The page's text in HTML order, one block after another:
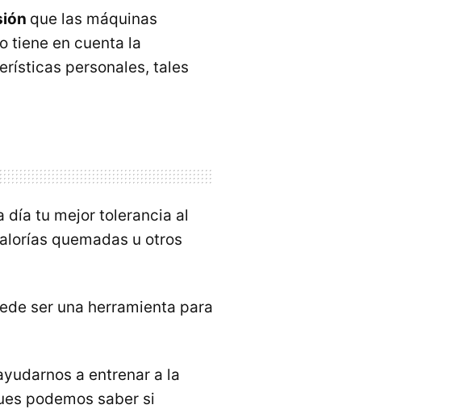
que las máquinas
tiene en cuenta la
personales, tales
día tu mejor tolerancia al
quemadas u otros
ser una herramienta para
a entrenar a la
podemos saber si